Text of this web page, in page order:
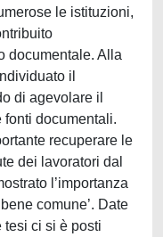
le istituzioni,
documentale. Alla
il
di agevolare il
documentali.
recuperare le
dei lavoratori dal
l’importanza
comune’. Date
tesi ci si è posti